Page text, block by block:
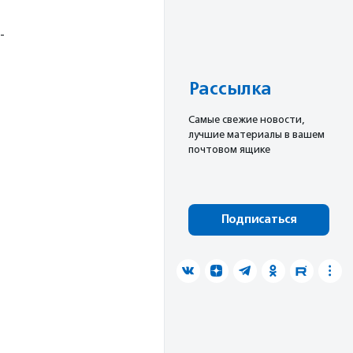
Рассылка
Cамые свежие новости,
лучшие материалы в вашем
почтовом ящике
Подписаться